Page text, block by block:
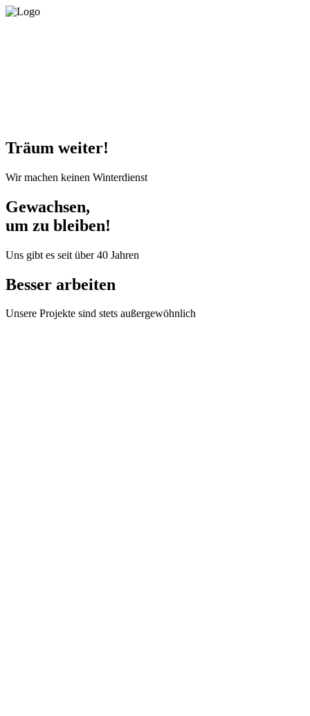
Träum weiter!
Wir machen keinen Winterdienst
Gewachsen,
um zu bleiben!
Uns gibt es seit über 40 Jahren
Besser arbeiten
Unsere Projekte sind stets außergewöhnlich